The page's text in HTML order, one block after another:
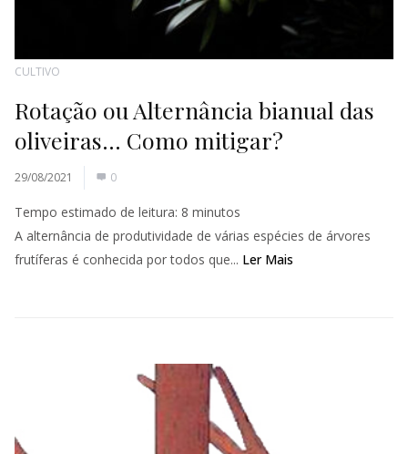
CULTIVO
Rotação ou Alternância bianual das
oliveiras… Como mitigar?
29/08/2021 0
Tempo estimado de leitura: 8 minutos
A alternância de produtividade de várias espécies de árvores
frutíferas é conhecida por todos que... Ler Mais